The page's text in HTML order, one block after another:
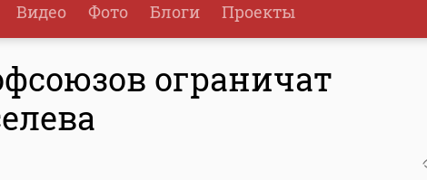
Видео Фото Блоги Проекты
ограничат